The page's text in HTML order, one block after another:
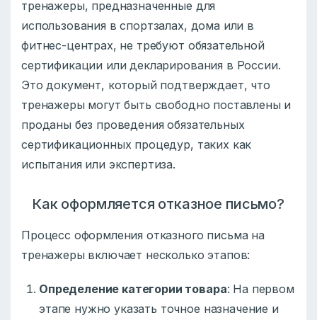
тренажеры, предназначенные для
использования в спортзалах, дома или в
фитнес-центрах, не требуют обязательной
сертификации или декларирования в России.
Это документ, который подтверждает, что
тренажеры могут быть свободно поставлены и
проданы без проведения обязательных
сертификационных процедур, таких как
испытания или экспертиза.
Как оформляется отказное письмо?
Процесс оформления отказного письма на
тренажеры включает несколько этапов:
Определение категории товара: На первом
этапе нужно указать точное назначение и